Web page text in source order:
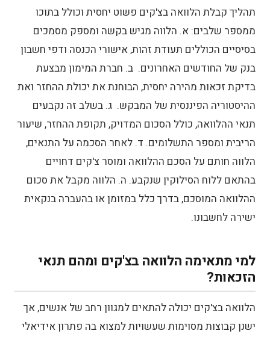
תהליך קבלת הלוואה בצ'קים פשוט יחסית וכולל בתוכו
ממספר שלבים: א. הלווה מגיש בקשה ומספק מסמכים
בסיסיים הכוללים תעודת זהות, אישורי הכנסה ודפי חשבון
בנק של החודשים האחרונים. ב. חברת המימון מבצעת
בדיקת זכאות מהירה יחסית, הבוחנת את יכולת ההחזר ואת
ההיסטוריה הפיננסית של המבקש. ג. בשלב זה נקבעים
תנאי ההלוואה, כולל הסכום המדויק, תקופת ההחזר, שיעור
הריבית ומספר התשלומים. ד. לאחר הסכמה על התנאים,
הלווה חותם על הסכם ההלוואה ומוסר צ'קים דחויים
בהתאם ללוח הסילוקין שנקבע. ה. הלווה מקבל את סכום
ההלוואה המוסכם, בדרך כלל במזומן או בהעברה בנקאית
ישירה לחשבונו.
למי מתאימה הלוואה בצ'קים ומהם תנאי
הזכאות?
הלוואה בצ'קים יכולה להתאים למגוון רחב של אנשים, אך
ישנן קבוצות מסוימות שעשויות למצוא בה פתרון אידיאלי